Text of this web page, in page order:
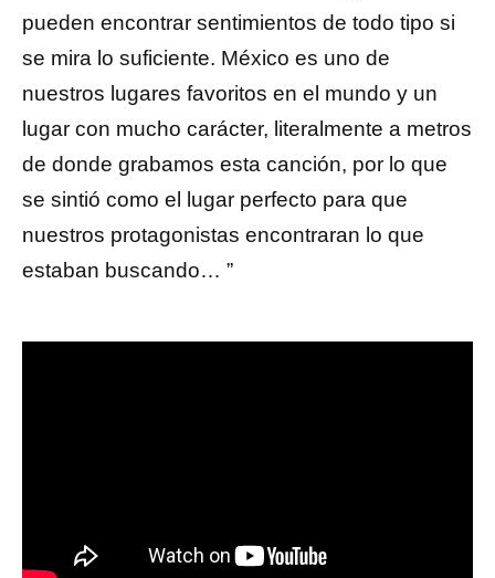
pueden encontrar sentimientos de todo tipo si
se mira lo suficiente. México es uno de
nuestros lugares favoritos en el mundo y un
lugar con mucho carácter, literalmente a metros
de donde grabamos esta canción, por lo que
se sintió como el lugar perfecto para que
nuestros protagonistas encontraran lo que
estaban buscando… ”